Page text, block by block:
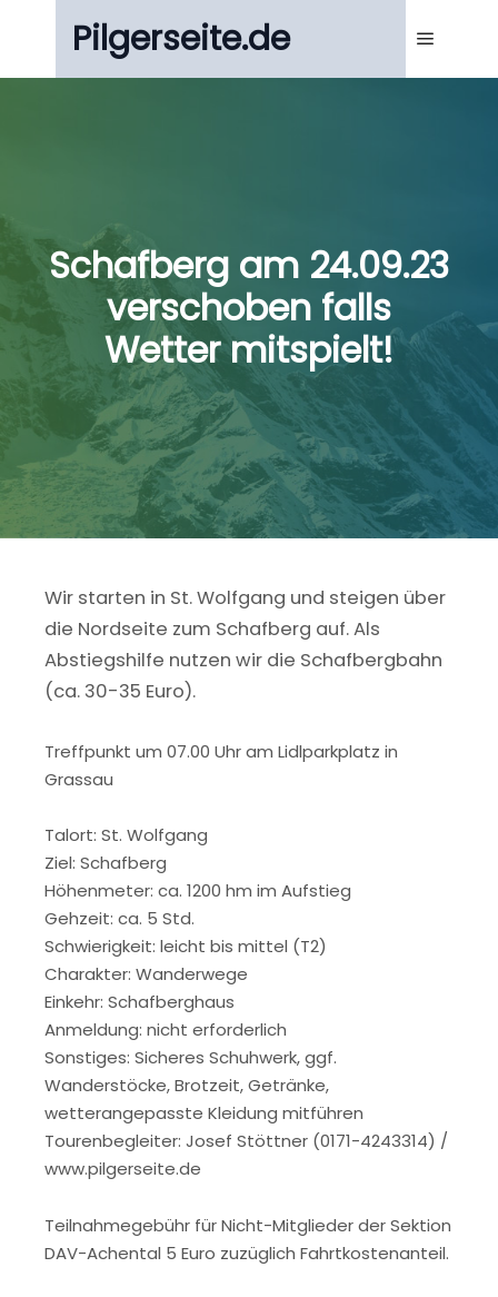
Pilgerseite.de
Schafberg am 24.09.23
verschoben falls
Wetter mitspielt!
Wir starten in St. Wolfgang und steigen über
die Nordseite zum Schafberg auf. Als
Abstiegshilfe nutzen wir die Schafbergbahn
(ca. 30-35 Euro).
Treffpunkt um 07.00 Uhr am Lidlparkplatz in
Grassau
Talort: St. Wolfgang
Ziel: Schafberg
Höhenmeter: ca. 1200 hm im Aufstieg
Gehzeit: ca. 5 Std.
Schwierigkeit: leicht bis mittel (T2)
Charakter: Wanderwege
Einkehr: Schafberghaus
Anmeldung: nicht erforderlich
Sonstiges: Sicheres Schuhwerk, ggf.
Wanderstöcke, Brotzeit, Getränke,
wetterangepasste Kleidung mitführen
Tourenbegleiter: Josef Stöttner (0171-4243314) /
www.pilgerseite.de
Teilnahmegebühr für Nicht-Mitglieder der Sektion
DAV-Achental 5 Euro zuzüglich Fahrtkostenanteil.